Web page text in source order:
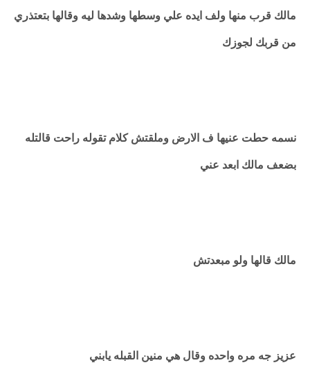
مالك قرب منها ولف ايده علي وسطها وشدها ليه وقالها بتعتذري
من قربك لجوزك
نسمه حطت عنيها ف الارض وملقتش كلام تقوله راحت قالتله
بضعف مالك ابعد عني
مالك قالها ولو مبعدتش
عزيز جه مره واحده وقال هي منين القبله يابني